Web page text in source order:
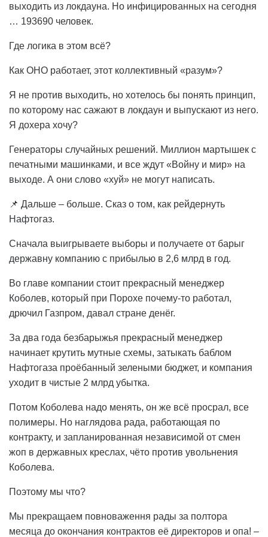
выходить из локдауна. Но инфицированных на сегодня
… 193690 человек.
Где логика в этом всё?
Как ОНО работает, этот коллективный «разум»?
Я не против выходить, но хотелось бы понять принцип,
по которому нас сажают в локдаун и выпускают из него.
Я дохера хочу?
Генераторы случайных решений. Миллион мартышек с
печатными машинками, и все ждут «Войну и мир» на
выходе. А они слово «хуй» не могут написать.
📌 Дальше – больше. Сказ о том, как рейдернуть
Нафтогаз.
Сначала выигрываете выборы и получаете от барыг
державну компанию с прибылью в 2,6 млрд в год.
Во главе компании стоит прекрасный менеджер
Коболев, который при Порохе почему-то работал,
дрючил Газпром, давал стране денёг.
За два года безбарыжья прекрасный менеджер
начинает крутить мутные схемы, затыкать баблом
Нафтогаза проёбанный зелеными бюджет, и компания
уходит в чистые 2 млрд убытка.
Потом Коболева надо менять, он же всё просрал, все
полимеры. Но наглядова рада, работающая по
контракту, и запланированная независимой от смен
жоп в державных креслах, чёто против увольнения
Коболева.
Поэтому мы что?
Мы прекращаем повноваження рады за полтора
месяца до окончания контрактов её директоров и опа! –